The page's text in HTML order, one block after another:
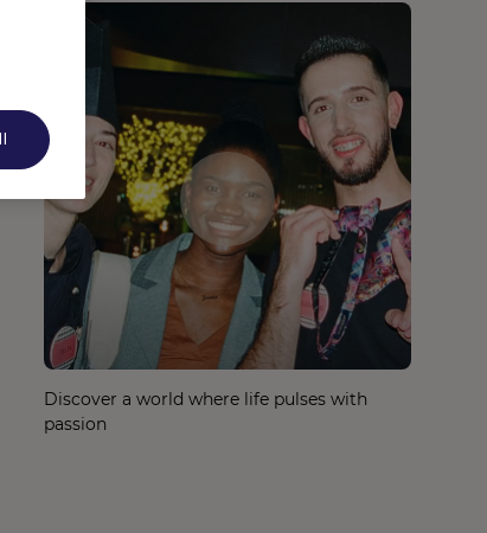
Discover a world where life pulses with
passion